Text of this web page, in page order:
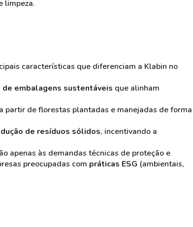
limpeza.
características que diferenciam a Klabin no
embalagens sustentáveis que alinham
partir de florestas plantadas e manejadas de forma
de resíduos sólidos, incentivando a
apenas às demandas técnicas de proteção e
preocupadas com práticas ESG (ambientais,